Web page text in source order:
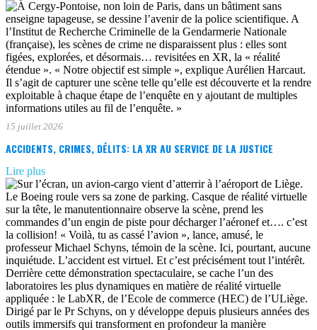
15 juillet 2026
ACCIDENTS, CRIMES, DÉLITS: LA XR AU SERVICE DE LA JUSTICE
Lire plus